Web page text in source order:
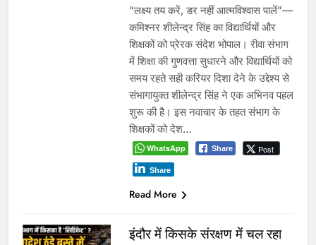
“लक्ष्य तय करें, डर नहीं आत्मविश्वास पालें”—
कमिश्नर शीलेन्द्र सिंह का विद्यार्थियों और
शिक्षकों को प्रेरक संदेश भोपाल। रीवा संभाग
में शिक्षा की गुणवत्ता सुधारने और विद्यार्थियों को
समय रहते सही करियर दिशा देने के उद्देश्य से
संभागायुक्त शीलेन्द्र सिंह ने एक अभिनव पहल
शुरू की है। इस नवाचार के तहत संभाग के
शिक्षकों को देश…
WhatsApp Share Post
Share
Read More
इंदौर में किसके संरक्षण में चल रहा